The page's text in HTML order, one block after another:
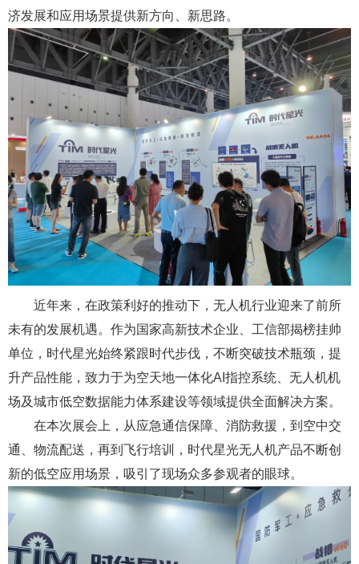
济发展和应用场景提供新方向、新思路。
近年来，在政策利好的推动下，无人机行业迎来了前所
未有的发展机遇。作为国家高新技术企业、工信部揭榜挂帅
单位，时代星光始终紧跟时代步伐，不断突破技术瓶颈，提
升产品性能，致力于为空天地一体化AI指控系统、无人机机
场及城市低空数据能力体系建设等领域提供全面解决方案。
在本次展会上，从应急通信保障、消防救援，到空中交
通、物流配送，再到飞行培训，时代星光无人机产品不断创
新的低空应用场景，吸引了现场众多参观者的眼球。